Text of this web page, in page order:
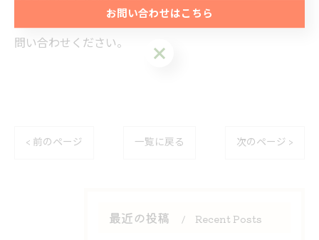
さまざまな軽作業に対応しておりますので、お気軽にお
問い合わせください。
< 前のページ 一覧に戻る 次のページ >
最近の投稿 Recent Posts
お問い合わせはこちら